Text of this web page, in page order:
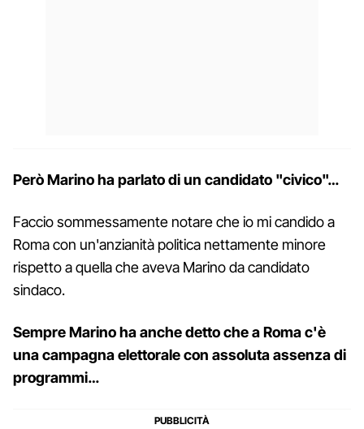
Però Marino ha parlato di un candidato "civico"…
Faccio sommessamente notare che io mi candido a
Roma con un'anzianità politica nettamente minore
rispetto a quella che aveva Marino da candidato
sindaco.
Sempre Marino ha anche detto che a Roma c'è
una campagna elettorale con assoluta assenza di
programmi…